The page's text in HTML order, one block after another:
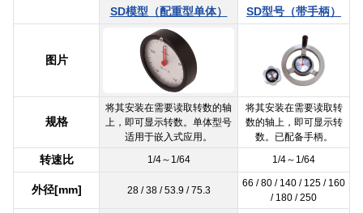
SD模型（配重型单体） SD型号（带手柄）
图片
规格
将其安装在需要读取转数的轴
上，即可显示转数。单体型号
适用于嵌入式应用。
将其安装在需要读取转
数的轴上，即可显示转
数。已配备手柄。
转速比 1/4～1/64 1/4～1/64
外径[mm] 28 / 38 / 53.9 / 75.3
66 / 80 / 140 / 125 / 160
/ 180 / 250